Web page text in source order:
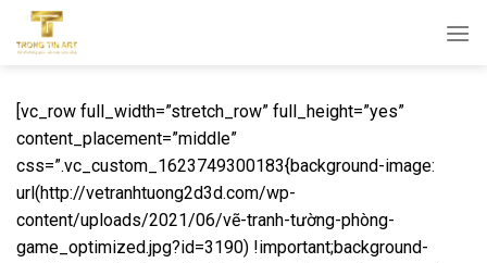
qua
[vc_row full_width=”stretch_row” full_height=”yes”
content_placement=”middle”
css=”.vc_custom_1623749300183{background-image:
url(http://vetranhtuong2d3d.com/wp-
content/uploads/2021/06/vẽ-tranh-tường-phòng-
game_optimized.jpg?id=3190) !important;background-